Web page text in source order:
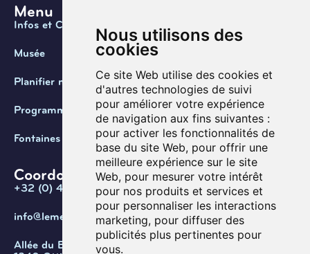
Nous utilisons des
cookies
Ce site Web utilise des cookies et
d'autres technologies de suivi
pour améliorer votre expérience
de navigation aux fins suivantes :
pour activer les fonctionnalités de
base du site Web, pour offrir une
meilleure expérience sur le site
Web, pour mesurer votre intérêt
pour nos produits et services et
pour personnaliser les interactions
marketing, pour diffuser des
publicités plus pertinentes pour
vous.
Menu
Infos et Contact
Musée
Planifier ma visite
Programmation
Fontaines de Belgique
Coordonnées
+32 (0) 470 / 67.20.55
info@lemef.be
Allée du Bois des Rêves 1,